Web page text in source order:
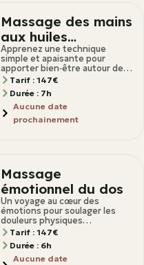
Massage des mains
aux huiles
essentielles : offrez
détente et douceur
Apprenez une technique
simple et apaisante pour
apporter bien‑être autour de
vous Découvrez une
approche accessible du
massage des
Tarif : 147€
Durée : 7h
Aucune date
prochainement
Massage
émotionnel du dos
Un voyage au cœur des
émotions pour soulager les
douleurs physiques
Description Certaines
douleurs du dos ne sont pas
simplement
Tarif : 147€
Durée : 6h
Aucune date